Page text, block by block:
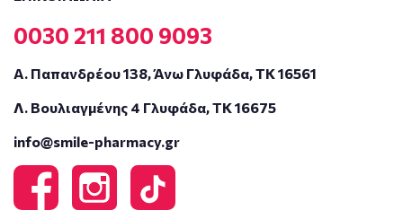
0030 211 800 9093
Α. Παπανδρέου 138, Άνω Γλυφάδα, ΤΚ 16561
Λ. Βουλιαγμένης 4 Γλυφάδα, ΤΚ 16675
info@smile-pharmacy.gr